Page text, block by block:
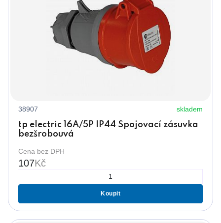
38907 skladem
tp electric 16A/5P IP44 Spojovací zásuvka
bezšrobouvá
Cena bez DPH
107Kč
Koupit